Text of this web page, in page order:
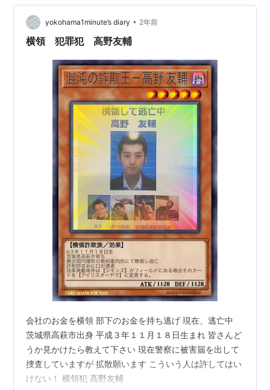
村洋文共同代表（大阪府知事）はこの件について陳謝
し、「厳しく対処する」と述べています。 石井議員は何
をした疑いがあるのか？ 石井議員は、実際には勤務して
yokohama1minute’s diary • 2年前
横領 犯罪犯 高野友輔
会社のお金を横領 部下のお金を持ち逃げ 現在、逃亡中
茨城県高萩市出身 平成３年１１月１８日生まれ 皆さんど
うか見かけたら教えて下さい 現在警察に被害届を出して
捜査していますが 拡散願います こういう人は許してはい
けない！ 横領犯 高野友輔